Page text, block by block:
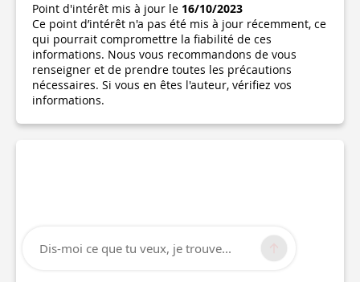
Point d'intérêt mis à jour le 16/10/2023
Ce point d’intérêt n'a pas été mis à jour récemment, ce
qui pourrait compromettre la fiabilité de ces
informations. Nous vous recommandons de vous
renseigner et de prendre toutes les précautions
nécessaires. Si vous en êtes l'auteur, vérifiez vos
informations.
Dis-moi ce que tu veux, je trouve...